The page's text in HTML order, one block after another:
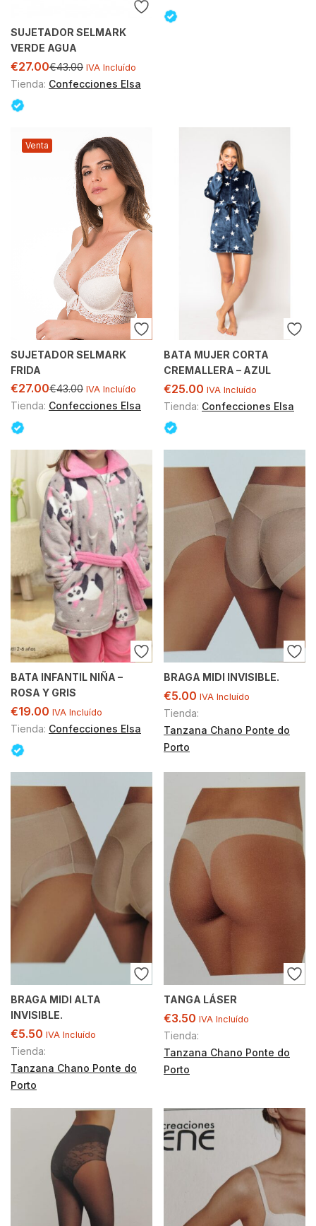
SUJETADOR SELMARK
VERDE AGUA
€27.00€43.00 IVA Incluído
Tienda: Confecciones Elsa
Venta
SUJETADOR SELMARK
FRIDA
€27.00€43.00 IVA Incluído
Tienda: Confecciones Elsa
BATA MUJER CORTA
CREMALLERA – AZUL
€25.00 IVA Incluído
Tienda: Confecciones Elsa
BATA INFANTIL NIÑA –
ROSA Y GRIS
€19.00 IVA Incluído
Tienda: Confecciones Elsa
BRAGA MIDI INVISIBLE.
€5.00 IVA Incluído
Tienda:
Tanzana Chano Ponte do
Porto
BRAGA MIDI ALTA
INVISIBLE.
€5.50 IVA Incluído
Tienda:
Tanzana Chano Ponte do
Porto
TANGA LÁSER
€3.50 IVA Incluído
Tienda:
Tanzana Chano Ponte do
Porto